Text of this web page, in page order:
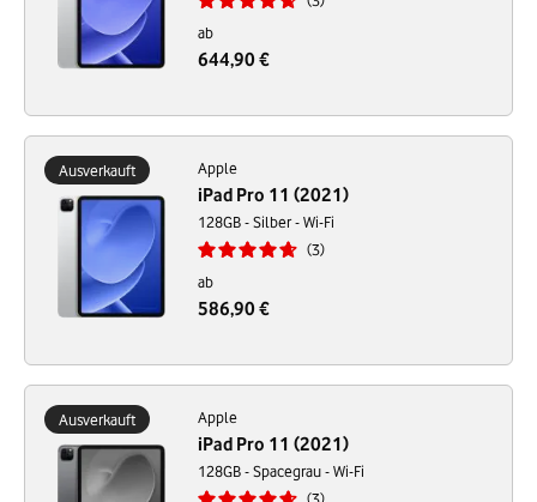
ab
644,90 €
Ausverkauft Apple
iPad Pro 11 (2021)
128GB - Silber - Wi-Fi
3
ab
586,90 €
Ausverkauft Apple
iPad Pro 11 (2021)
128GB - Spacegrau - Wi-Fi